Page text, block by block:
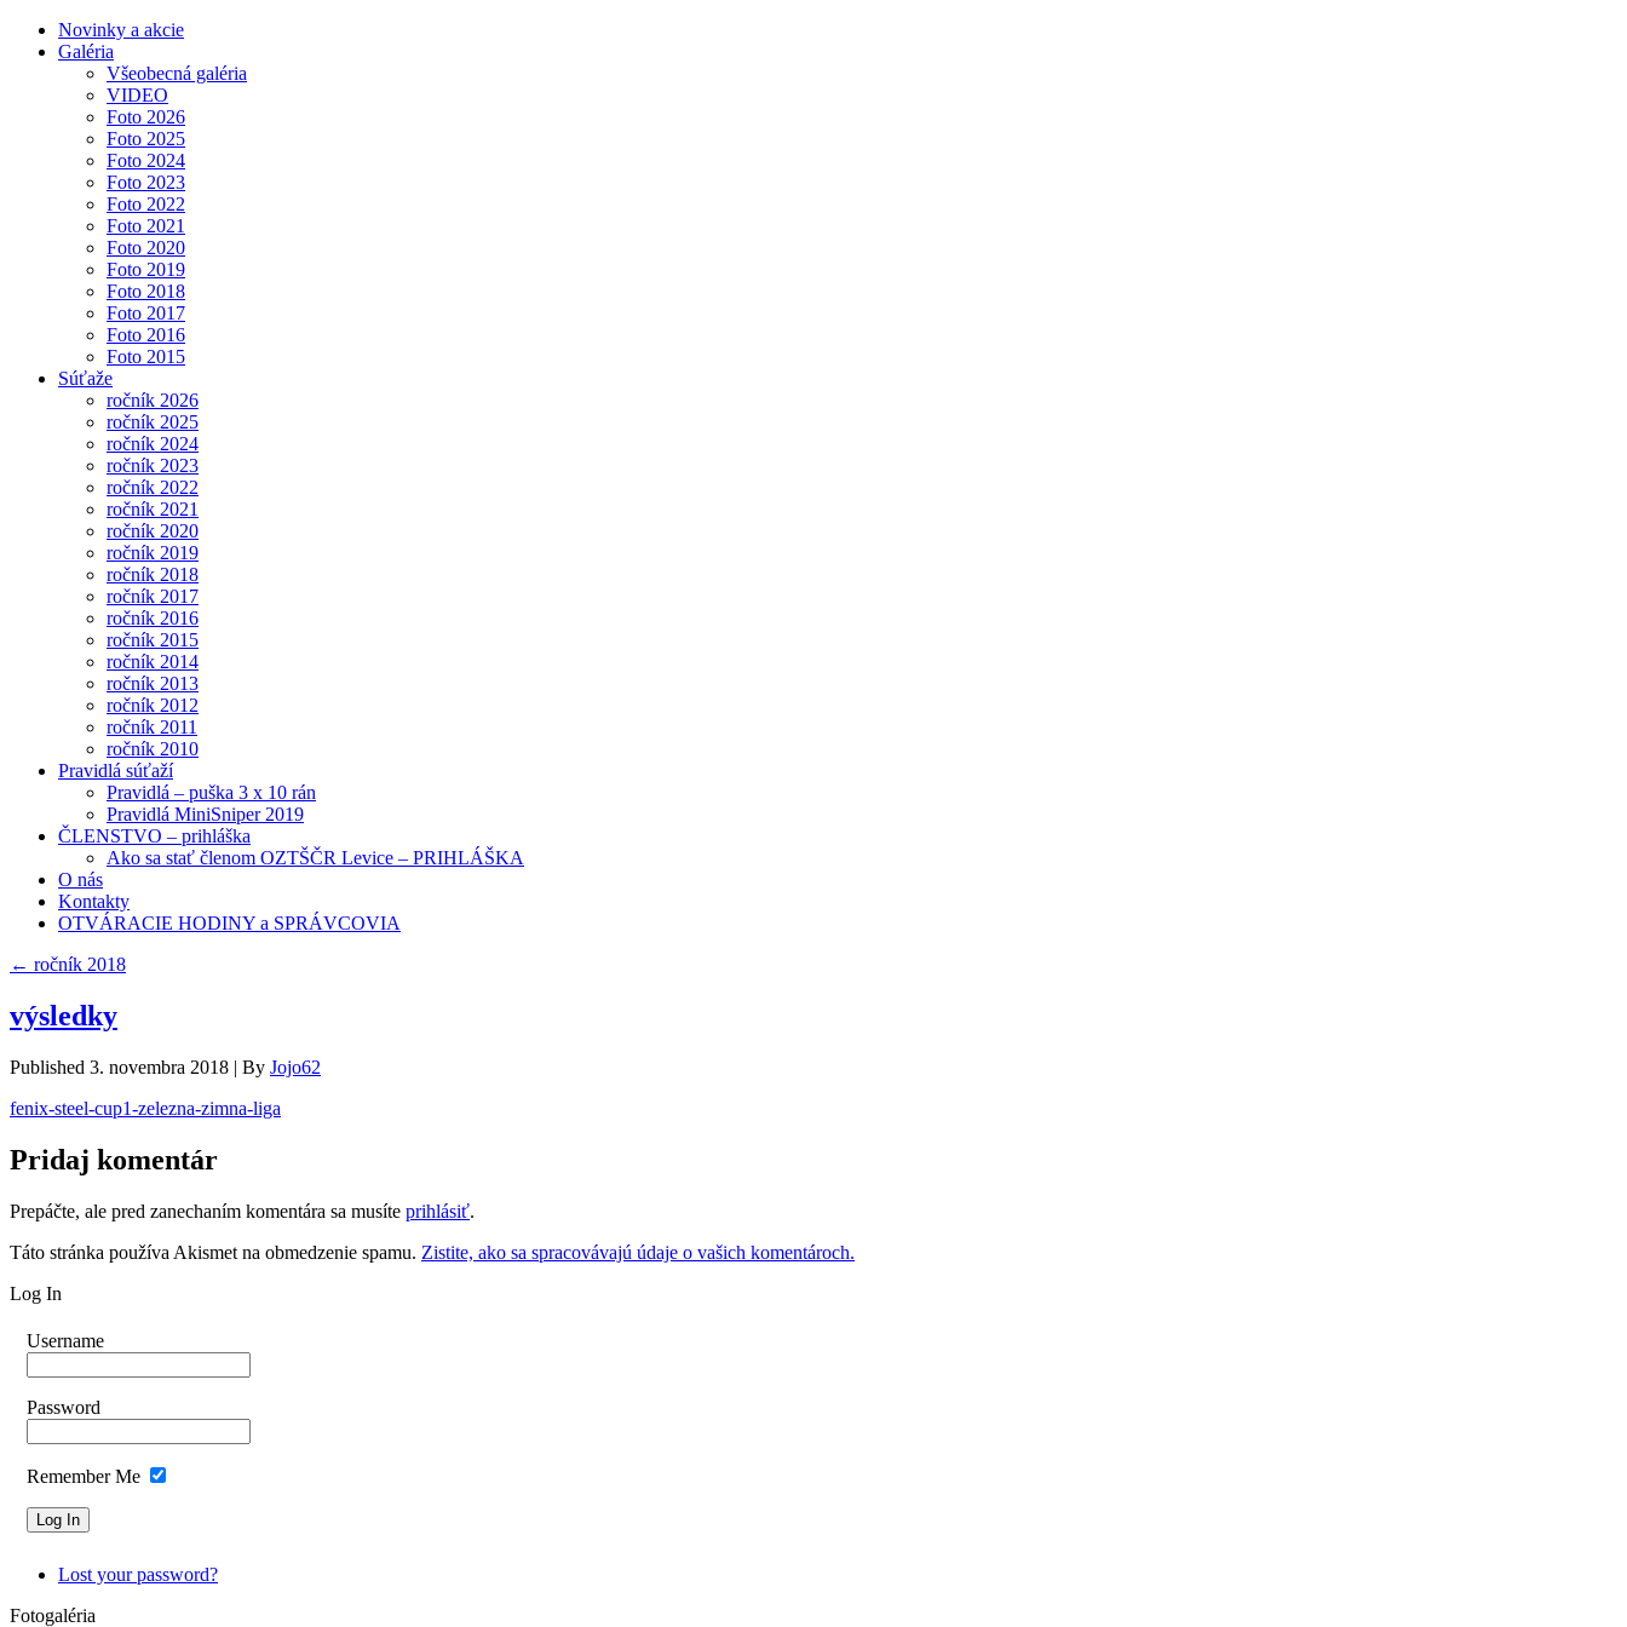
Novinky a akcie
Galéria
Všeobecná galéria
VIDEO
Foto 2026
Foto 2025
Foto 2024
Foto 2023
Foto 2022
Foto 2021
Foto 2020
Foto 2019
Foto 2018
Foto 2017
Foto 2016
Foto 2015
Súťaže
ročník 2026
ročník 2025
ročník 2024
ročník 2023
ročník 2022
ročník 2021
ročník 2020
ročník 2019
ročník 2018
ročník 2017
ročník 2016
ročník 2015
ročník 2014
ročník 2013
ročník 2012
ročník 2011
ročník 2010
Pravidlá súťaží
Pravidlá – puška 3 x 10 rán
Pravidlá MiniSniper 2019
ČLENSTVO – prihláška
Ako sa stať členom OZTŠČR Levice – PRIHLÁŠKA
O nás
Kontakty
OTVÁRACIE HODINY a SPRÁVCOVIA
← ročník 2018
výsledky
Published 3. novembra 2018 | By Jojo62
fenix-steel-cup1-zelezna-zimna-liga
Pridaj komentár
Prepáčte, ale pred zanechaním komentára sa musíte prihlásiť.
Táto stránka používa Akismet na obmedzenie spamu. Zistite, ako sa spracovávajú údaje o vašich komentároch.
Log In
Username
Password
Remember Me
Lost your password?
Fotogaléria